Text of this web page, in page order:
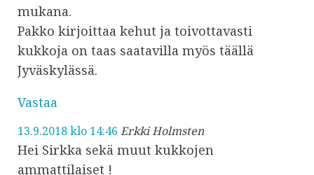
mukana.
Pakko kirjoittaa kehut ja toivottavasti
kukkoja on taas saatavilla myös täällä
Jyväskylässä.
Vastaa
13.9.2018 klo 14:46 Erkki Holmsten
Hei Sirkka sekä muut kukkojen
ammattilaiset !